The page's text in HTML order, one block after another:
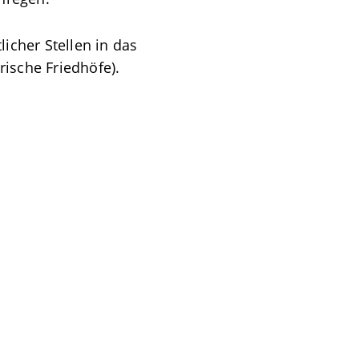
Stellen in das
Friedhöfe).